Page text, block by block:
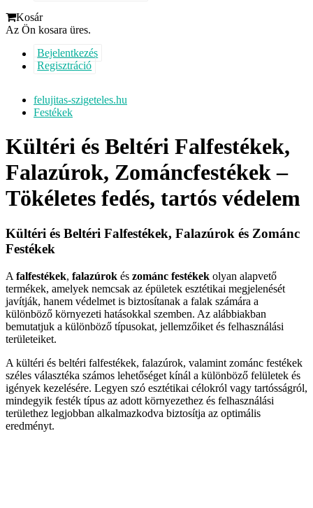
Kosár
Az Ön kosara üres.
Bejelentkezés
Regisztráció
felujitas-szigeteles.hu
Festékek
Kültéri és Beltéri Falfestékek,
Falazúrok, Zománcfestékek –
Tökéletes fedés, tartós védelem
Kültéri és Beltéri Falfestékek, Falazúrok és Zománc
Festékek
A falfestékek, falazúrok és zománc festékek olyan alapvető
termékek, amelyek nemcsak az épületek esztétikai megjelenését
javítják, hanem védelmet is biztosítanak a falak számára a
különböző környezeti hatásokkal szemben. Az alábbiakban
bemutatjuk a különböző típusokat, jellemzőiket és felhasználási
területeiket.
A kültéri és beltéri falfestékek, falazúrok, valamint zománc festékek
széles választéka számos lehetőséget kínál a különböző felületek és
igények kezelésére. Legyen szó esztétikai célokról vagy tartósságról,
mindegyik festék típus az adott környezethez és felhasználási
területhez legjobban alkalmazkodva biztosítja az optimális
eredményt.